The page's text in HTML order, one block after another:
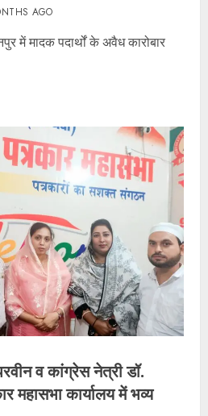
AGO
में मादक पदार्थों के अवैध कारोबार
व कांग्रेस नेत्री डॉ.
महासभा कार्यालय में भव्य